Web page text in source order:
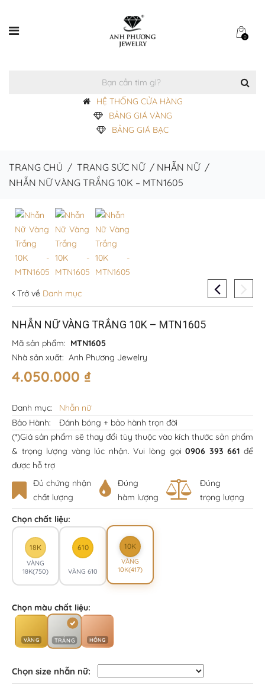
0
HỆ THỐNG CỬA HÀNG
BẢNG GIÁ VÀNG
BẢNG GIÁ BẠC
TRANG CHỦ / TRANG SỨC NỮ/ NHẪN NỮ/
NHẪN NỮ VÀNG TRẮNG 10K – MTN1605
Trở về Danh mục
NHẪN NỮ VÀNG TRẮNG 10K – MTN1605
Mã sản phẩm: MTN1605
Nhà sản xuất: Anh Phương Jewelry
4.050.000 ₫
Danh mục:
Nhẫn nữ
Bảo Hành:
Đánh bóng + bảo hành trọn đời
(*)Giá sản phẩm sẽ thay đổi tùy thuộc vào kích thước sản phẩm
& trọng lượng vàng lúc nhận. Vui lòng gọi0906 393 661 để
được hỗ trợ
Đủ chứng nhận
chất lượng
Đúng
hàm lượng
Đúng
trọng lượng
Chọn chất liệu:
18K
VÀNG
18K(750)
610
VÀNG 610
10K
VÀNG
10K(417)
Chọn màu chất liệu:
VÀNG TRẮNG HỒNG
Chọn size nhẫn nữ: